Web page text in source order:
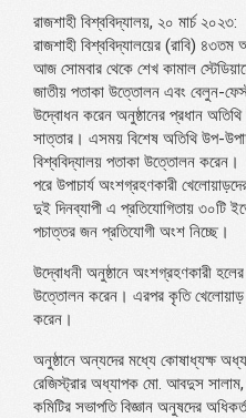
রাজশাহী বিশ্ববিদ্যালয়, ২০ মার্চ ২০২৩:
রাজশাহী বিশ্ববিদ্যালয়ের (রাবি)
আজ সোমবার থেকে শেখ কামাল
জাতীয় পতাকা উত্তোলন এবং বেলুন-
উদ্বোধন করেন অনুষ্ঠানের প্রধান অতিথি
সাত্তার। এসময় বিশেষ অতিথি উপ-
বিশ্ববিদ্যালয় পতাকা উত্তোলন করেন।
পরে উপাচার্য অংশগ্রহণকারী
দুই দিনব্যাপী এ প্রতিযোগিতায় ৩০টি
পচাত্তর জন প্রতিযোগী অংশ নিচ্ছে।
উদ্বোধনী অনুষ্ঠানে অংশগ্রহণকারী
উত্তোলন করেন। এরপর কৃতি খেলোয়াড়
করেন।
অনুষ্ঠানে অন্যদের মধ্যে কোষাধ্যক্ষ
রেজিস্ট্রার অধ্যাপক মো. আবদুস
কমিটির সভাপতি বিজ্ঞান অনুষদের